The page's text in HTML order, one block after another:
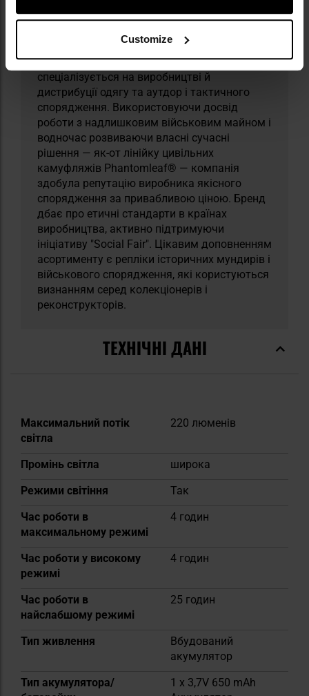
Customize
бренду Mil-Tec.
Mil-Tec — це бренд, створений компанією
Sturm Handels GmbH, яка з 1971 року
спеціалізується на виробництві й
дистрибуції одягу та аутдор і тактичного
спорядження. Використовуючи досвід
роботи з надлишковим військовим майном і
водночас розвиваючи власні сучасні
рішення — як-от лінійку цивільних
камуфляжів Phantomleaf® — компанія
здобула репутацію виробника якісного
спорядження за привабливою ціною. Бренд
дбає про етичні стандарти в країнах
виробництва, активно підтримуючи
ініціативу "Social Fair". Цікавим доповненням
асортименту є репліки історичних мундирів і
військового спорядження, які користуються
визнанням серед колекціонерів і
реконструкторів.
ТЕХНІЧНІ ДАНІ
Докладніше
Максимальний потік
світла
220 люменів
Промінь світла
широка
Режими світіння
Так
Час роботи в
максимальному режимі
4 годин
Час роботи у високому
режимі
4 годин
Час роботи в
найслабшому режимі
25 годин
Тип живлення
Вбудований
акумулятор
Тип акумулятора/
1 x 3,7V 650 mAh